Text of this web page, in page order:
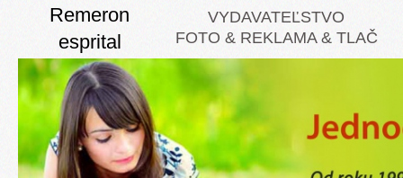
Remeron
esprital
mirtastad
mirzaten valdren
predaj bez
receptu
VYDAVATEĽSTVO
FOTO & REKLAMA & TLAČ